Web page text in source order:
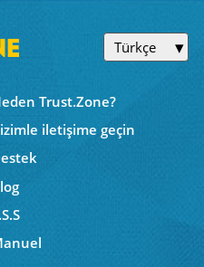
Türkçe
Trust.Zone?
iletişime geçin